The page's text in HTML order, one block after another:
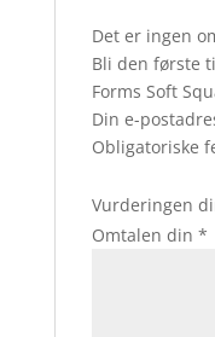
Det er ingen
Bli den første
Forms Soft
Din e-
Obligatoriske
Vurderingen
Omtalen din *